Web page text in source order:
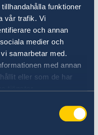
funktioner
vår trafik. Vi
och annan
medier och
samarbetar med.
med annan
eller som de har
€138